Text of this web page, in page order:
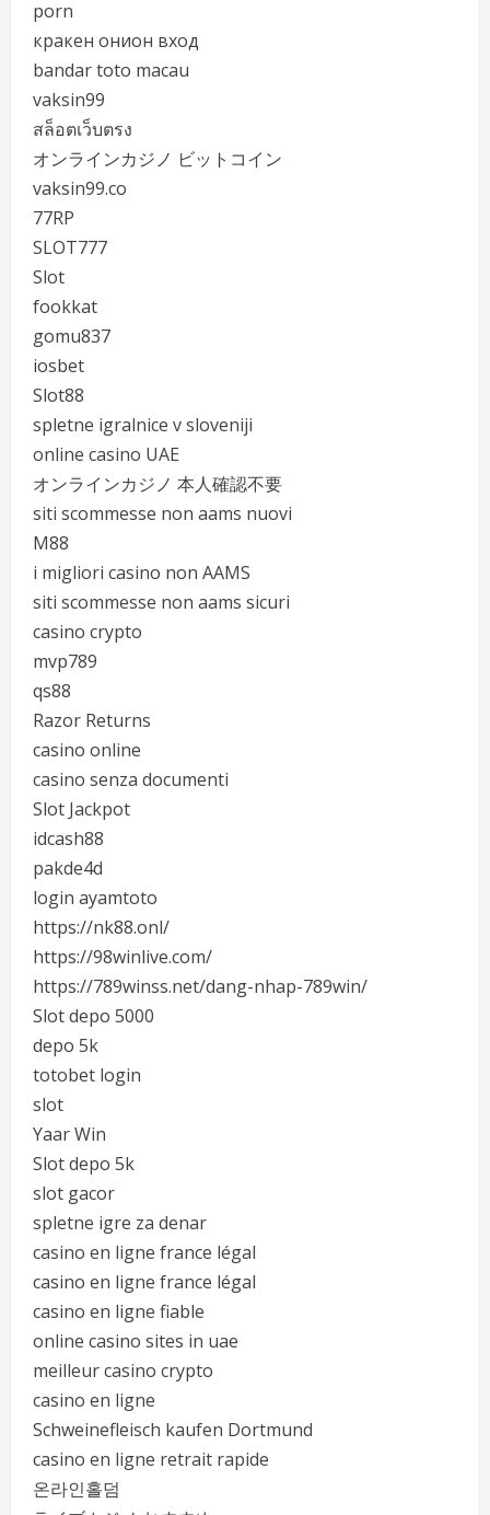
porn
кракен онион вход
bandar toto macau
vaksin99
สล็อตเว็บตรง
オンラインカジノ ビットコイン
vaksin99.co
77RP
SLOT777
Slot
fookkat
gomu837
iosbet
Slot88
spletne igralnice v sloveniji
online casino UAE
オンラインカジノ 本人確認不要
siti scommesse non aams nuovi
M88
i migliori casino non AAMS
siti scommesse non aams sicuri
casino crypto
mvp789
qs88
Razor Returns
casino online
casino senza documenti
Slot Jackpot
idcash88
pakde4d
login ayamtoto
https://nk88.onl/
https://98winlive.com/
https://789winss.net/dang-nhap-789win/
Slot depo 5000
depo 5k
totobet login
slot
Yaar Win
Slot depo 5k
slot gacor
spletne igre za denar
casino en ligne france légal
casino en ligne france légal
casino en ligne fiable
online casino sites in uae
meilleur casino crypto
casino en ligne
Schweinefleisch kaufen Dortmund
casino en ligne retrait rapide
온라인홀덤